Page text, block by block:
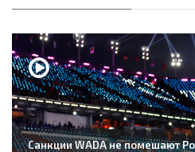
Санкции WADA не помешают